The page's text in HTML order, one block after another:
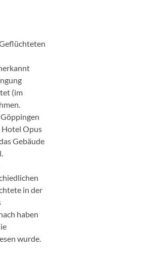
(im
Hotel Opus
Gebäude
in der
haben
wurde.